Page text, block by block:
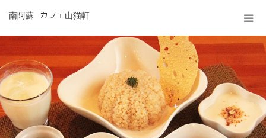
南阿蘇 カフェ山猫軒